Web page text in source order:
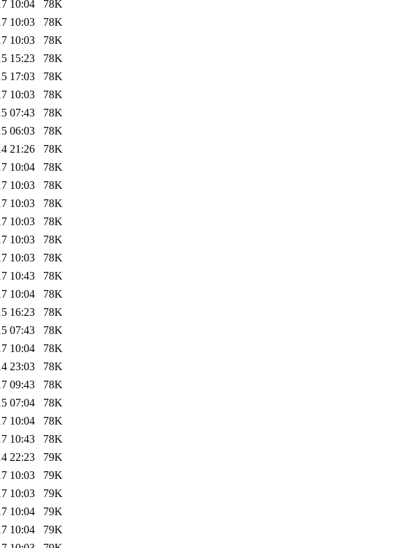
10:04
78K
10:03
78K
10:03
78K
15:23
78K
17:03
78K
10:03
78K
07:43
78K
06:03
78K
21:26
78K
10:04
78K
10:03
78K
10:03
78K
10:03
78K
10:03
78K
10:03
78K
10:43
78K
10:04
78K
16:23
78K
07:43
78K
10:04
78K
23:03
78K
09:43
78K
07:04
78K
10:04
78K
10:43
78K
22:23
79K
10:03
79K
10:03
79K
10:04
79K
10:04
79K